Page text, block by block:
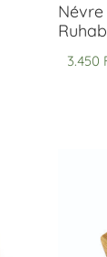
3.450